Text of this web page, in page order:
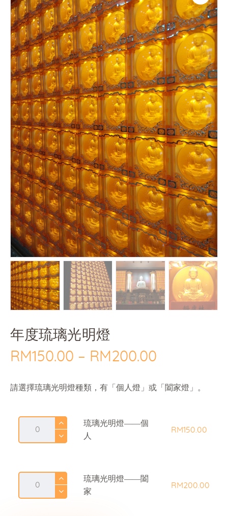
年度琉璃光明燈
RM150.00 – RM 200.00
RM150
請選擇琉璃光明燈種類，有「個人燈」或「闔家燈」。
琉璃光明燈——個
人
RM150 00
琉璃光明燈——闔
家
RM200 00